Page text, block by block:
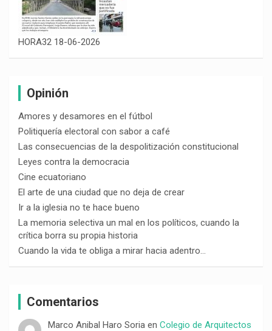
HORA32 18-06-2026
Opinión
Amores y desamores en el fútbol
Politiquería electoral con sabor a café
Las consecuencias de la despolitización constitucional
Leyes contra la democracia
Cine ecuatoriano
El arte de una ciudad que no deja de crear
Ir a la iglesia no te hace bueno
La memoria selectiva un mal en los políticos, cuando la
crítica borra su propia historia
Cuando la vida te obliga a mirar hacia adentro…
Comentarios
Marco Anibal Haro Soriaen Colegio de Arquitectos